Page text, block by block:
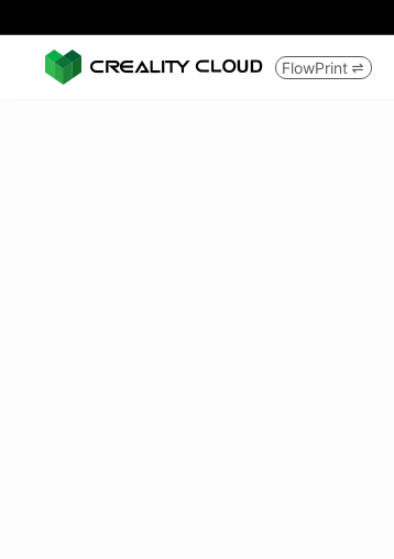
FlowPrint 